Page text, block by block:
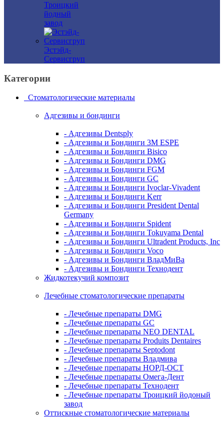
Троицкий
йодный
завод
Эстэйд-
Сервисгруп
Категории
Стоматологические материалы
Адгезивы и бондинги
- Адгезивы Dentsply
- Адгезивы и Бондинги 3M ESPE
- Адгезивы и Бондинги Bisico
- Адгезивы и Бондинги DMG
- Адгезивы и Бондинги FGM
- Адгезивы и Бондинги GC
- Адгезивы и Бондинги Ivoclar-Vivadent
- Адгезивы и Бондинги Kerr
- Адгезивы и Бондинги President Dental
Germany
- Адгезивы и Бондинги Spident
- Адгезивы и Бондинги Tokuyama Dental
- Адгезивы и Бондинги Ultradent Products, Inc
- Адгезивы и Бондинги Voco
- Адгезивы и Бондинги ВладМиВа
- Адгезивы и Бондинги Технодент
Жидкотекучий композит
Лечебные стоматологические препараты
- Лечебные препараты DMG
- Лечебные препараты GC
- Лечебные препараты NEO DENTAL
- Лечебные препараты Produits Dentaires
- Лечебные препараты Septodont
- Лечебные препараты Владмива
- Лечебные препараты НОРД-ОСТ
- Лечебные препараты Омега-Дент
- Лечебные препараты Технодент
- Лечебные препараты Троицкий йодоный
завод
Оттискные стоматологические материалы